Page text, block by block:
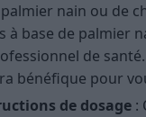
nain ou de
à base de palmier
de
bénéfique pour
de dosage :